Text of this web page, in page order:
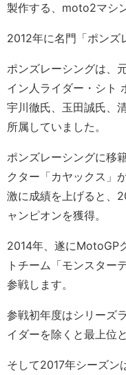
製作する、moto2マシ
2012年に名門「ポンズ
ポンズレーシングは、
イン人ライダー・シト
宇川徹氏、玉田誠氏、
所属していました。
ポンズレーシングに移
クター「カヤックス」
激に成績を上げると、
ャンピオンを獲得。
2014年、遂にMotoGP
トチーム「モンスター
参戦します。
参戦初年度はシリーズ
イダーを除くと最上位
そして2017年シーズン